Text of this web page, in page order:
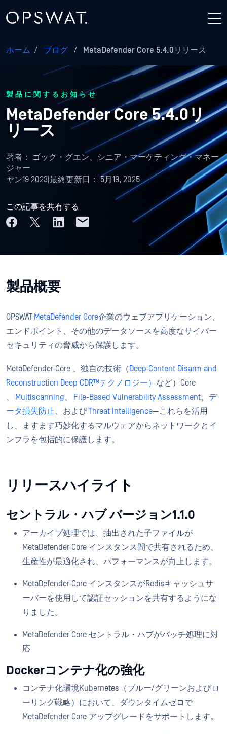
ホーム / ブログ / MetaDefender Core 5.4.0リリース
製品に関するお知らせ
MetaDefender Core 5.4.0リ
リース
著者：
ゴック・グエン、シニア・マーケティング・マネー
ジャー
ヤン19 2023 最終更新日：5月19, 2025
この記事を共有する
製品概要
OPSWAT MetaDefender Core企業のウェブアプリケーション、
エンドポイント、その他のデータソースを高度なサイバー
セキュリティの脅威から保護します。
MetaDefender Core 、独自の技術（ Deep Content Disarm and
Reconstruction Deep CDR™テクノロジー） など）Core
、
Multiscanning、 File-Based Vulnerability Assessment、 デ
ータ損失防止、およびThreat Intelligence—これらを活用
し、ますます巧妙化するマルウェアからネットワークとイ
ンフラを包括的に保護します。
リリースハイライト
セントラル・ハブ バージョン1.1.0
アーカイブ処理では、抽出された子ファイルが
MetaDefender Core インスタンス間で共有されるため、
生産性が最適化され、パフォーマンスが向上します。
MetaDefender Core インスタンスがRedisキャッシュサ
ーバーを使用して認証セッションを共有するようにな
りました。
MetaDefender Core セントラル・ハブがバッチ処理に対
応
Dockerコンテナ化の強化
コンテナ化環境Kubernetes（ブルー/グリーンおよびロ
ーリング戦略）において、ダウンタイムゼロで
MetaDefender Core アップグレードをサポートします。